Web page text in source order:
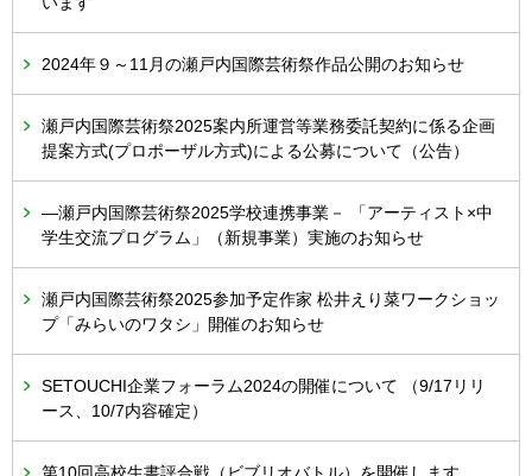
2024年９～11月の瀬戸内国際芸術祭作品公開のお知らせ
瀬戸内国際芸術祭2025案内所運営等業務委託契約に係る企画
提案方式(プロポーザル方式)による公募について（公告）
―瀬戸内国際芸術祭2025学校連携事業－ 「アーティスト×中
学生交流プログラム」（新規事業）実施のお知らせ
瀬戸内国際芸術祭2025参加予定作家 松井えり菜ワークショッ
プ「みらいのワタシ」開催のお知らせ
SETOUCHI企業フォーラム2024の開催について （9/17リリ
ース、10/7内容確定）